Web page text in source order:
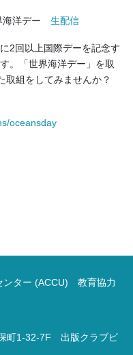
海洋デー 生配信
2回以上国際デーを記念す
。「世界海洋デー」を取
取組をしてみませんか？
oceansday
ンター (ACCU) 教育協力
町1-32-7F 出版クラブビ